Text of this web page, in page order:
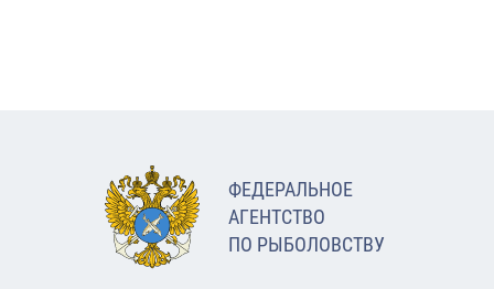
ФЕДЕРАЛЬНОЕ
АГЕНТСТВО
ПО РЫБОЛОВСТВУ